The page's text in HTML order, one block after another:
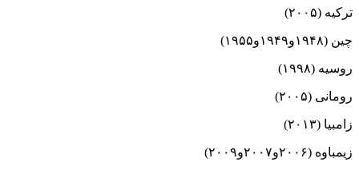
ترکیه (۲۰۰۵)
چین (۱۹۴۸و۱۹۴۹و۱۹۵۵)
روسیه (۱۹۹۸)
رومانی (۲۰۰۵)
زامبیا (۲۰۱۳)
زیمباوه (۲۰۰۶و۲۰۰۷و۲۰۰۹)